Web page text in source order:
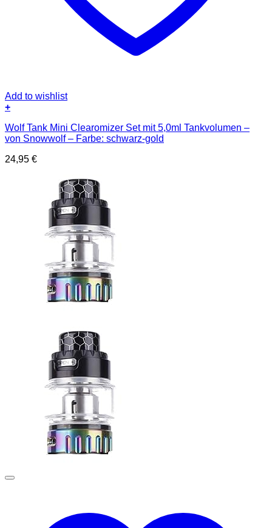
Add to wishlist
+
Wolf Tank Mini Clearomizer Set mit 5,0ml Tankvolumen –
von Snowwolf – Farbe: schwarz-gold
24,95 €